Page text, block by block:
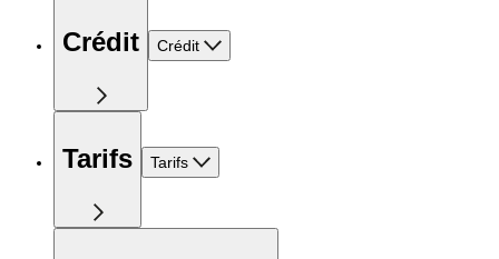
Crédit Crédit
Tarifs Tarifs